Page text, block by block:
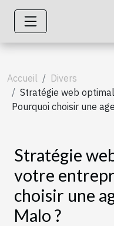
Accueil
Divers
Stratégie web
Pourquoi choisir une
Stratégie
votre
choisir une
Malo ?